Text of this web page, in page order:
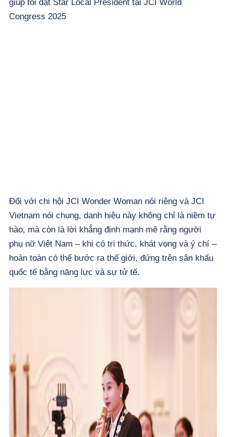
Đối với chi hội JCI Wonder Woman nói riêng và JCI
Vietnam nói chung, danh hiệu này không chỉ là niềm tự
hào, mà còn là lời khẳng định mạnh mẽ rằng người
phụ nữ Việt Nam – khi có tri thức, khát vọng và ý chí –
hoàn toàn có thể bước ra thế giới, đứng trên sân khấu
quốc tế bằng năng lực và sự tử tế.